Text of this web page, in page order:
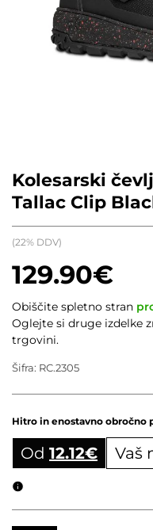
Kolesarski
Tallac Clip
129.90€
(22% DDV)
Hitro in enostavno obročno
Od 12.12€ Vaš
Obiščite spletno stran
Oglejte si druge izdelke
trgovini.
Šifra: RC.2305